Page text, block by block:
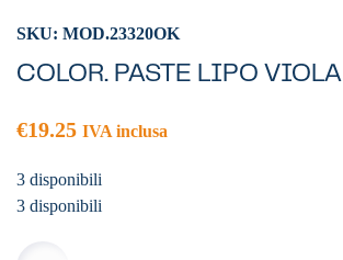
SKU: MOD.23320OK
COLOR. PASTE LIPO VIOLA
€19.25 IVA inclusa
3 disponibili
3 disponibili